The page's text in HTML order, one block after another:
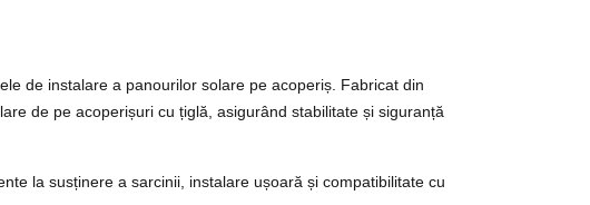
de instalare a panourilor solare pe acoperiș. Fabricat din
de pe acoperișuri cu țiglă, asigurând stabilitate și siguranță
la susținere a sarcinii, instalare ușoară și compatibilitate cu